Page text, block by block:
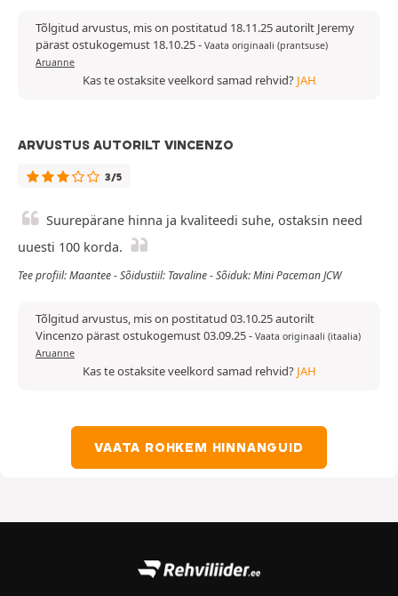
Tõlgitud arvustus, mis on postitatud 18.11.25 autorilt Jeremy
pärast ostukogemust 18.10.25- Vaata originaali (prantsuse)
Aruanne
Kas te ostaksite veelkord samad rehvid? JAH
ARVUSTUS AUTORILT VINCENZO
3/5
Suurepärane hinna ja kvaliteedi suhe, ostaksin need
uuesti 100 korda.
Tee profiil: Maantee - Sõidustiil: Tavaline - Sõiduk: Mini Paceman JCW
Tõlgitud arvustus, mis on postitatud 03.10.25 autorilt
Vincenzo pärast ostukogemust 03.09.25- Vaata originaali (itaalia)
Aruanne
Kas te ostaksite veelkord samad rehvid? JAH
VAATA ROHKEM HINNANGUID